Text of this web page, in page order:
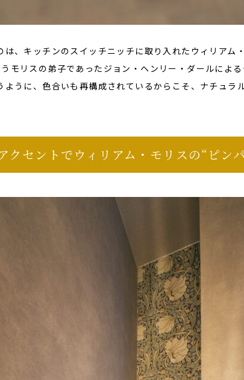
は、キッチンのスイッチニッチに取り入れたウィリアム
モリスの弟子であったジョン・ヘンリー・ダールによ
ように、色合いも再構成されているからこそ、ナチュラ
クセントでウィリアム・モリスの“ピ